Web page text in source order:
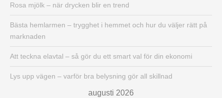
Rosa mjölk – när drycken blir en trend
Bästa hemlarmen – trygghet i hemmet och hur du väljer rätt på
marknaden
Att teckna elavtal – så gör du ett smart val för din ekonomi
Lys upp vägen – varför bra belysning gör all skillnad
augusti 2026